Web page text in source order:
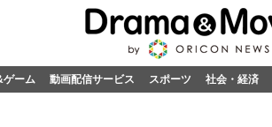
ゲーム 動画配信サービス スポーツ 社会・経済